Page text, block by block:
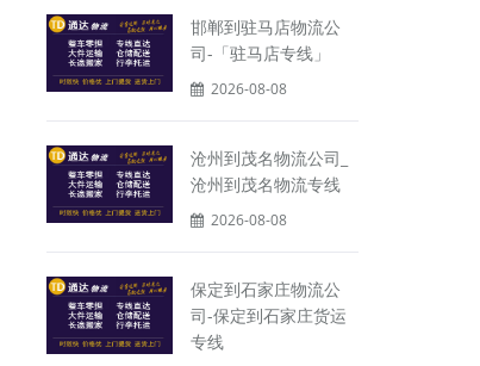
邯郸到驻马店物流公
司-「驻马店专线」
2026-08-08
沧州到茂名物流公司_
沧州到茂名物流专线
2026-08-08
保定到石家庄物流公
司-保定到石家庄货运
专线